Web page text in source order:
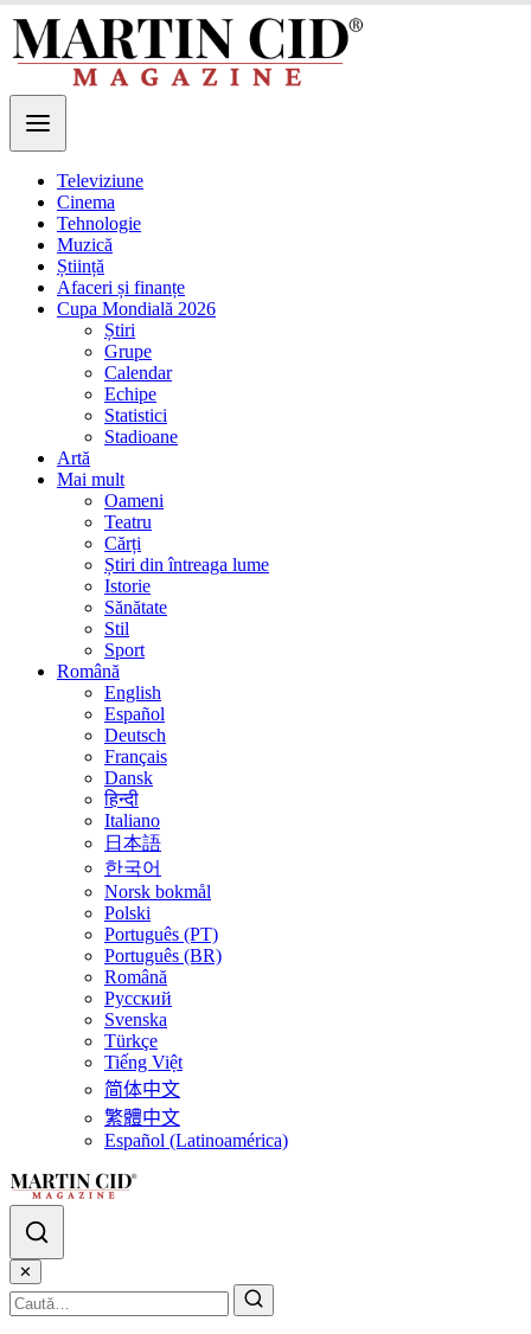
Televiziune
Cinema
Tehnologie
Muzică
Știință
Afaceri și finanțe
Cupa Mondială 2026
Știri
Grupe
Calendar
Echipe
Statistici
Stadioane
Artă
Mai mult
Oameni
Teatru
Cărți
Știri din întreaga lume
Istorie
Sănătate
Stil
Sport
Română
English
Español
Deutsch
Français
Dansk
हिन्दी
Italiano
日本語
한국어
Norsk bokmål
Polski
Português (PT)
Português (BR)
Română
Русский
Svenska
Türkçe
Tiếng Việt
简体中文
繁體中文
Español (Latinoamérica)
✕